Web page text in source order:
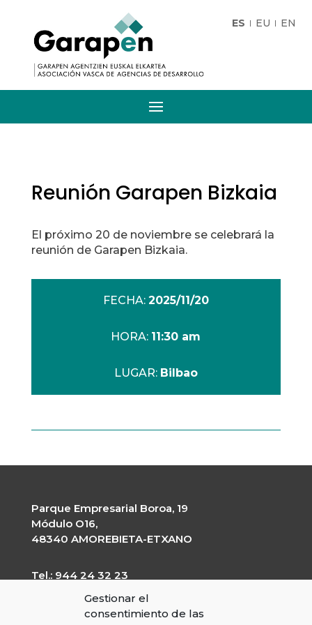
Gestionar el
consentimiento de las
ES EU EN
Reunión Garapen Bizkaia
El próximo 20 de noviembre se celebrará la
reunión de Garapen Bizkaia.
FECHA: 2025/11/20
HORA: 11:30 am
LUGAR: Bilbao
Parque Empresarial Boroa, 19
Módulo O16,
48340 AMOREBIETA-ETXANO
Tel.: 944 24 32 23
CIF: G-20227203